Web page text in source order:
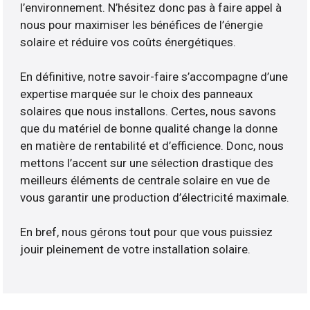
l’environnement. N’hésitez donc pas à faire appel à
nous pour maximiser les bénéfices de l’énergie
solaire et réduire vos coûts énergétiques.
En définitive, notre savoir-faire s’accompagne d’une
expertise marquée sur le choix des panneaux
solaires que nous installons. Certes, nous savons
que du matériel de bonne qualité change la donne
en matière de rentabilité et d’efficience. Donc, nous
mettons l’accent sur une sélection drastique des
meilleurs éléments de centrale solaire en vue de
vous garantir une production d’électricité maximale.
En bref, nous gérons tout pour que vous puissiez
jouir pleinement de votre installation solaire.